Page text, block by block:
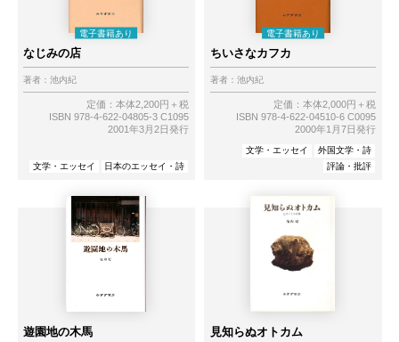
なじみの店
著者： 池内紀
定価：本体2,200円＋税
ISBN 978-4-622-04805-3 C1095
2001年3月2日発行
文学・エッセイ 日本のエッセイ・詩
ちいさなカフカ
著者： 池内紀
定価：本体2,000円＋税
ISBN 978-4-622-04510-6 C0095
2000年1月7日発行
文学・エッセイ
外国文学・詩
評論・批評
遊園地の木馬 見知らぬオトカム